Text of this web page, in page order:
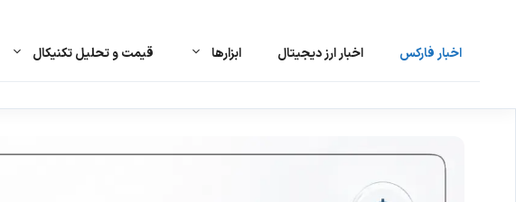
اخبار فارکس اخبار ارز دیجیتال ابزارها قیمت و تحلیل تکنیکال